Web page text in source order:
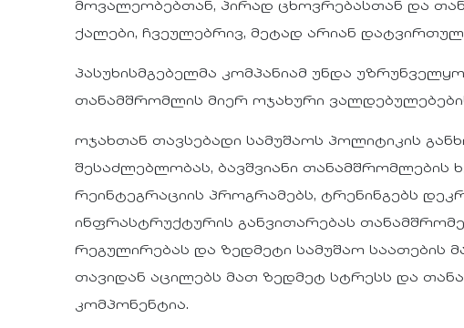
მოვალეობებთან, პირად ცხოვრებასთან და
ქალები, ჩვეულებრივ, მეტად არიან
პასუხისმგებელმა კომპანიამ უნდა
თანამშრომლის მიერ ოჯახური
ოჯახთან თავსებადი სამუშაოს პოლიტიკის
შესაძლებლობას, ბავშვიანი თანამშრომლების
რეინტეგრაციის პროგრამებს, ტრენინგებს
ინფრასტრუქტურის განვითარებას
რეგულირებას და ზედმეტი სამუშაო საათების
თავიდან აცილებს მათ ზედმეტ სტრესს და
კომპონენტია.